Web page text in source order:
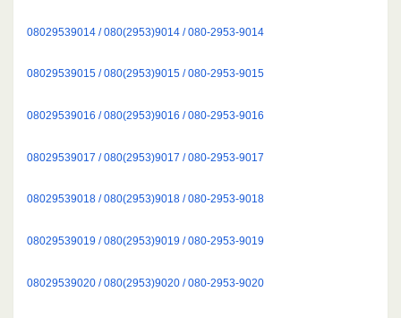
08029539014 / 080(2953)9014 / 080-2953-9014
08029539015 / 080(2953)9015 / 080-2953-9015
08029539016 / 080(2953)9016 / 080-2953-9016
08029539017 / 080(2953)9017 / 080-2953-9017
08029539018 / 080(2953)9018 / 080-2953-9018
08029539019 / 080(2953)9019 / 080-2953-9019
08029539020 / 080(2953)9020 / 080-2953-9020